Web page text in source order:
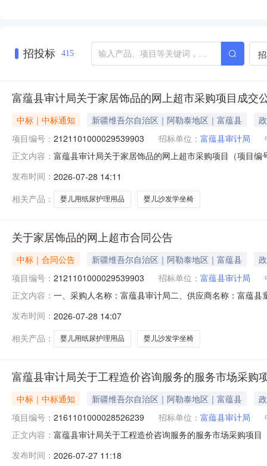
招投标 415
富蕴县审计局关于家居饰品的网上超市采购项目成交
中标｜中标通知 新疆维吾尔自治区｜阿勒泰地区｜富蕴县
项目编号： 2121101000029539903 招标单位： 富蕴县审计局
正文内容： 富蕴县审计局关于家居饰品的网上超市采购项目（项目
码:654322项目所在行政区划名称:新疆维吾尔自治区阿
发布时间： 2026-07-28 14:11
相关产品：
婴儿用纸尿护理用品 婴儿沙发学坐椅
关于家居饰品的网上超市合同公告
中标｜合同公告 新疆维吾尔自治区｜阿勒泰地区｜富蕴县
项目编号： 2121101000029539903 招标单位： 富蕴县审计局
正文内容： 一、采购人名称：富蕴县审计局二、供应商名称：富蕴
婴儿用纸尿护理用品无品牌无型号包2.00148296服务要
发布时间： 2026-07-28 14:07
相关产品：
婴儿用纸尿护理用品 婴儿沙发学坐椅
富蕴县审计局关于工程造价咨询服务的服务市场采购
中标｜中标通知 新疆维吾尔自治区｜阿勒泰地区｜富蕴县
项目编号： 2161101000028526239 招标单位： 富蕴县审计局
正文内容： 富蕴县审计局关于工程造价咨询服务的服务市场采购项
在行政区划编码:654322项目所在行政区划名称:新疆维
发布时间： 2026-07-27 11:18